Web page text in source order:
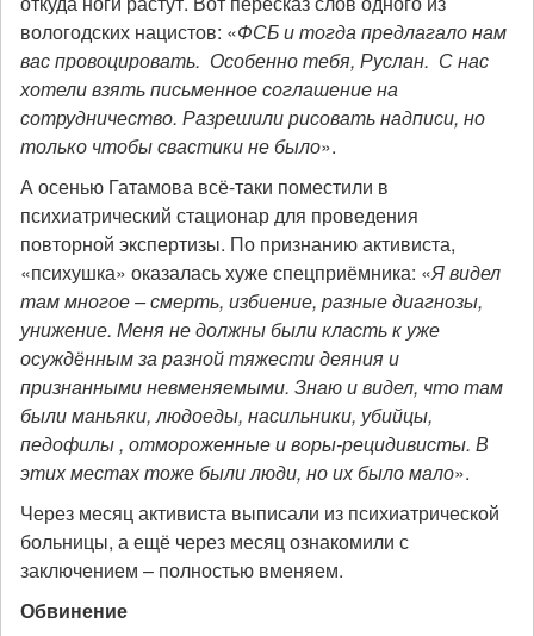
вологодских нацистов: «ФСБ и тогда предлагало нам
вас провоцировать. Особенно тебя, Руслан. С нас
хотели взять письменное соглашение на
сотрудничество. Разрешили рисовать надписи, но
только чтобы свастики не было».
А осенью Гатамова всё-таки поместили в
психиатрический стационар для проведения
повторной экспертизы. По признанию активиста,
«психушка» оказалась хуже спецприёмника: «Я видел
там многое – смерть, избиение, разные диагнозы,
унижение. Меня не должны были класть к уже
осуждённым за разной тяжести деяния и
признанными невменяемыми. Знаю и видел, что там
были маньяки, людоеды, насильники, убийцы,
педофилы , отмороженные и воры-рецидивисты. В
этих местах тоже были люди, но их было мало».
Через месяц активиста выписали из психиатрической
больницы, а ещё через месяц ознакомили с
заключением – полностью вменяем.
Обвинение